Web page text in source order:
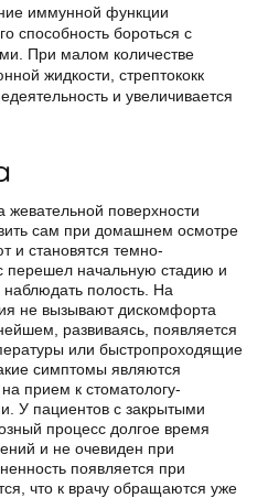
иммунной функции
способность бороться с
При малом количестве
жидкости, стрептококк
и увеличивается
поверхности
сам при домашнем осмотре
и становятся темно-
перешел начальную стадию и
полость. На
не вызывают дискомфорта
развиваясь, появляется
или быстропроходящие
симптомы являются
прием к стоматологу-
У пациентов с закрытыми
процесс долгое время
и не очевиден при
появляется при
что к врачу обращаются уже